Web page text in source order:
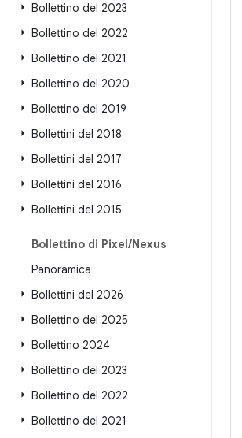
Bollettino del 2023
Bollettino del 2022
Bollettino del 2021
Bollettino del 2020
Bollettino del 2019
Bollettini del 2018
Bollettini del 2017
Bollettini del 2016
Bollettini del 2015
Bollettino di Pixel/Nexus
Panoramica
Bollettini del 2026
Bollettino del 2025
Bollettino 2024
Bollettino del 2023
Bollettino del 2022
Bollettino del 2021